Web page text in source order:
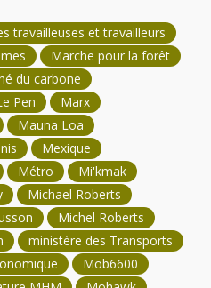
travailleuses et travailleurs
Marche pour la forêt
du carbone
Pen
Marx
Mauna Loa
Mexique
Métro
Mi'kmak
Michael Roberts
Michel Roberts
ministère des Transports
Mob6600